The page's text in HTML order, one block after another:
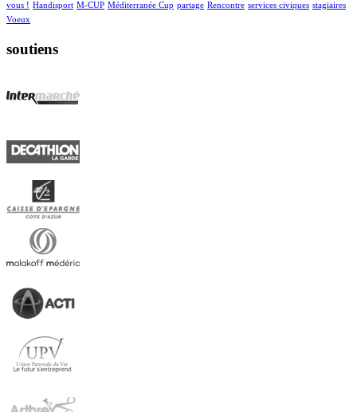
vous ! Handisport M-CUP Méditerranée Cup partage Rencontre services civiques stagiaires
Voeux
soutiens